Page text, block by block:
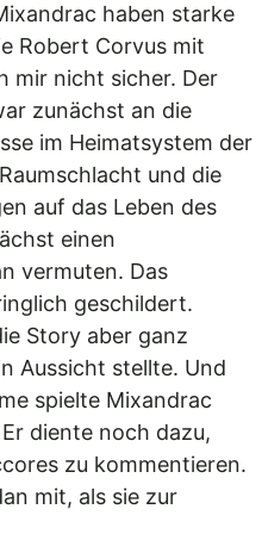
haben starke
Robert Corvus mit
mir nicht sicher. Der
zunächst an die
im Heimatsystem der
und die
auf das Leben des
einen
vermuten. Das
geschildert.
Story aber ganz
Aussicht stellte. Und
spielte Mixandrac
diente noch dazu,
zu kommentieren.
mit, als sie zur